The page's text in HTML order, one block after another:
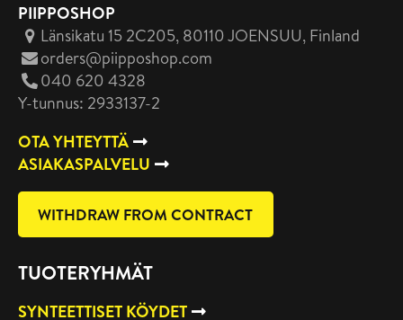
PIIPPOSHOP
Länsikatu 15 2C205, 80110 JOENSUU, Finland
orders@piipposhop.com
040 620 4328
Y-tunnus: 2933137-2
OTA YHTEYTTÄ
ASIAKASPALVELU
WITHDRAW FROM CONTRACT
TUOTERYHMÄT
SYNTEETTISET KÖYDET